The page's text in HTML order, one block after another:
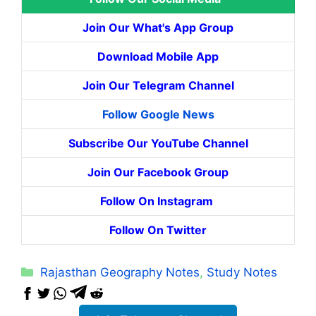
Join Our What's App Group
Download Mobile App
Join Our Telegram Channel
Follow Google News
Subscribe Our YouTube Channel
Join Our Facebook Group
Follow On Instagram
Follow On Twitter
Categories
Rajasthan Geography Notes, Study Notes